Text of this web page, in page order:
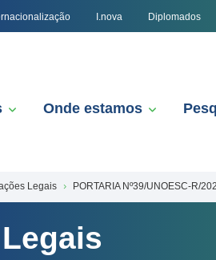
I.nova Diplomados
Onde estamos
Legais PORTARIA Nº39/UNOESC-R/